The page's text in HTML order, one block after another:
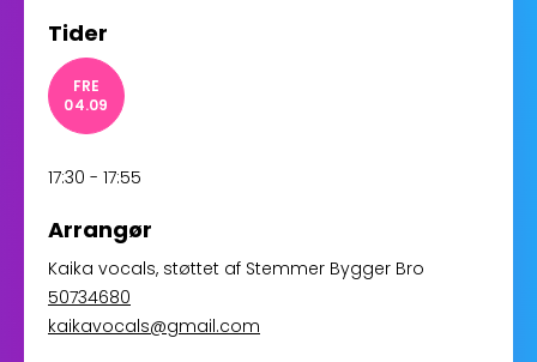
Tider
FRE
04.09
17:30 - 17:55
Arrangør
Kaika vocals, støttet af Stemmer Bygger Bro
50734680
kaikavocals@gmail.com